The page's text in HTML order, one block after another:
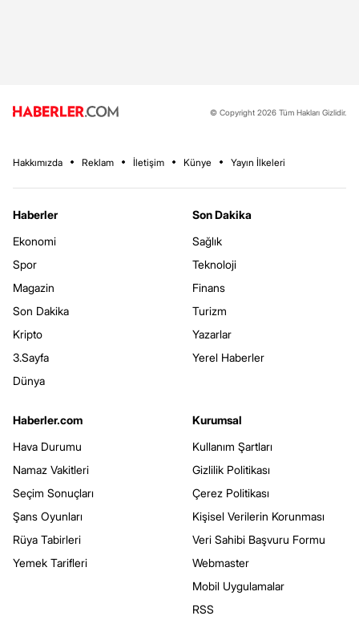
© Copyright 2026 Tüm Hakları Gizlidir.
Hakkımızda Reklam İletişim Künye Yayın İlkeleri
Haberler
Ekonomi
Spor
Magazin
Son Dakika
Kripto
3.Sayfa
Dünya
Son Dakika
Sağlık
Teknoloji
Finans
Turizm
Yazarlar
Yerel Haberler
Haberler.com
Hava Durumu
Namaz Vakitleri
Seçim Sonuçları
Şans Oyunları
Rüya Tabirleri
Yemek Tarifleri
Kurumsal
Kullanım Şartları
Gizlilik Politikası
Çerez Politikası
Kişisel Verilerin Korunması
Veri Sahibi Başvuru Formu
Webmaster
Mobil Uygulamalar
RSS